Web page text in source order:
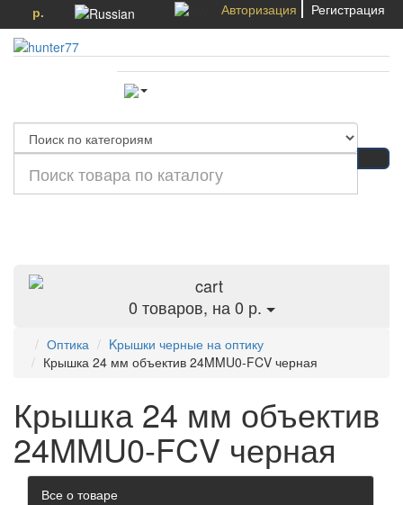
р. Авторизация Регистрация
0 товаров, на 0 р.
Оптика
Kрышки черные на оптику
Крышка 24 мм объектив 24MMU0-FCV черная
Крышка 24 мм объектив
24MMU0-FCV черная
Все о товаре